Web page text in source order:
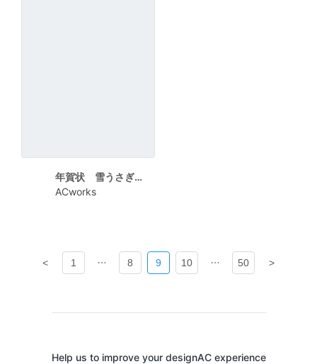
年賀状 雪うさぎと干支
ACworks
< 1 8 9 10 50 >
Help us to improve your designAC experience